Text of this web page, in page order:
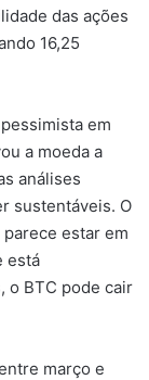
das ações
16,25
em
a moeda a
análises
sustentáveis. O
estar em
está
o BTC pode cair
março e